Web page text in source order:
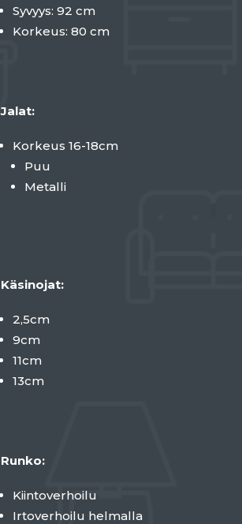
Syvyys: 92 cm
Korkeus: 80 cm
Jalat:
Korkeus 16-18cm
Puu
Metalli
Käsinojat:
2,5cm
9cm
11cm
13cm
Runko:
Kiintoverhoilu
Irtoverhoilu helmalla